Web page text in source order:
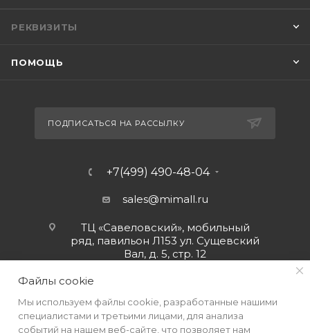
РЕКВИЗИТЫ
ПОМОЩЬ
ПОДПИСАТЬСЯ НА РАССЫЛКУ
+7(499) 490-48-04
sales@mimall.ru
ТЦ «Савеловский», мобильный
ряд, павильон Л153 ул. Сущевский
Вал, д. 5, стр. 12
Файлы cookie
Мы используем файлы cookie, разработанные нашими
специалистами и третьими лицами, для анализа
событий на нашем веб-сайте, что позволяет нам